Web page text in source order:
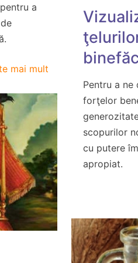
a
mai mult
Pentru a ne
forţelor
scopurilor
cu putere
apropiat.